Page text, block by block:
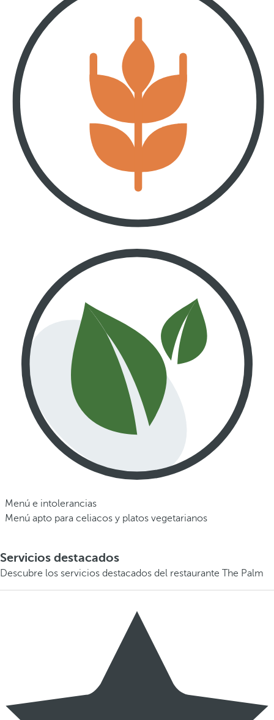
Menú e intolerancias
Menú apto para celiacos y platos vegetarianos
Servicios destacados
Descubre los servicios destacados del restaurante The Palm